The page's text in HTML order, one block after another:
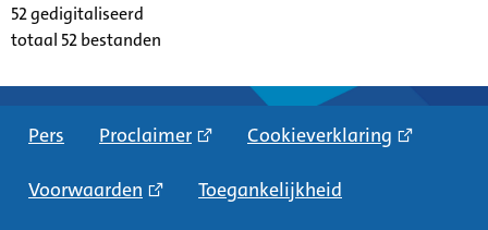
52 gedigitaliseerd
totaal 52 bestanden
Pers Proclaimer Cookieverklaring
Voorwaarden Toegankelijkheid